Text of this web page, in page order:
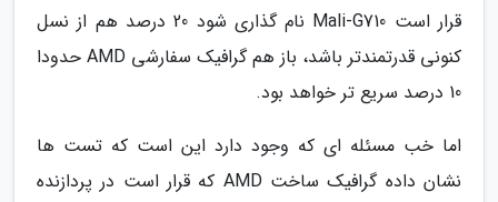
قرار است Mali-G710 نام گذاری شود 20 درصد هم از نسل
کنونی قدرتمندتر باشد، باز هم گرافیک سفارشی AMD حدودا
10 درصد سریع تر خواهد بود.
اما خب مسئله ای که وجود دارد این است که تست ها
نشان داده گرافیک ساخت AMD که قرار است در پردازنده